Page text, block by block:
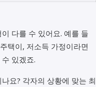
다를 수 있어요. 예를 들
택이, 저소득 가정이라면
있겠죠.
요? 각자의 상황에 맞는 최